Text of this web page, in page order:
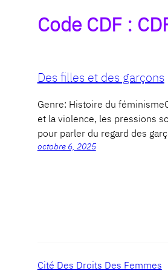
Code CDF :
Des filles et des garçons
Genre: Histoire du
et la violence, les pressions
pour parler du regard des
octobre 6, 2025
Cité Des Droits Des Femmes